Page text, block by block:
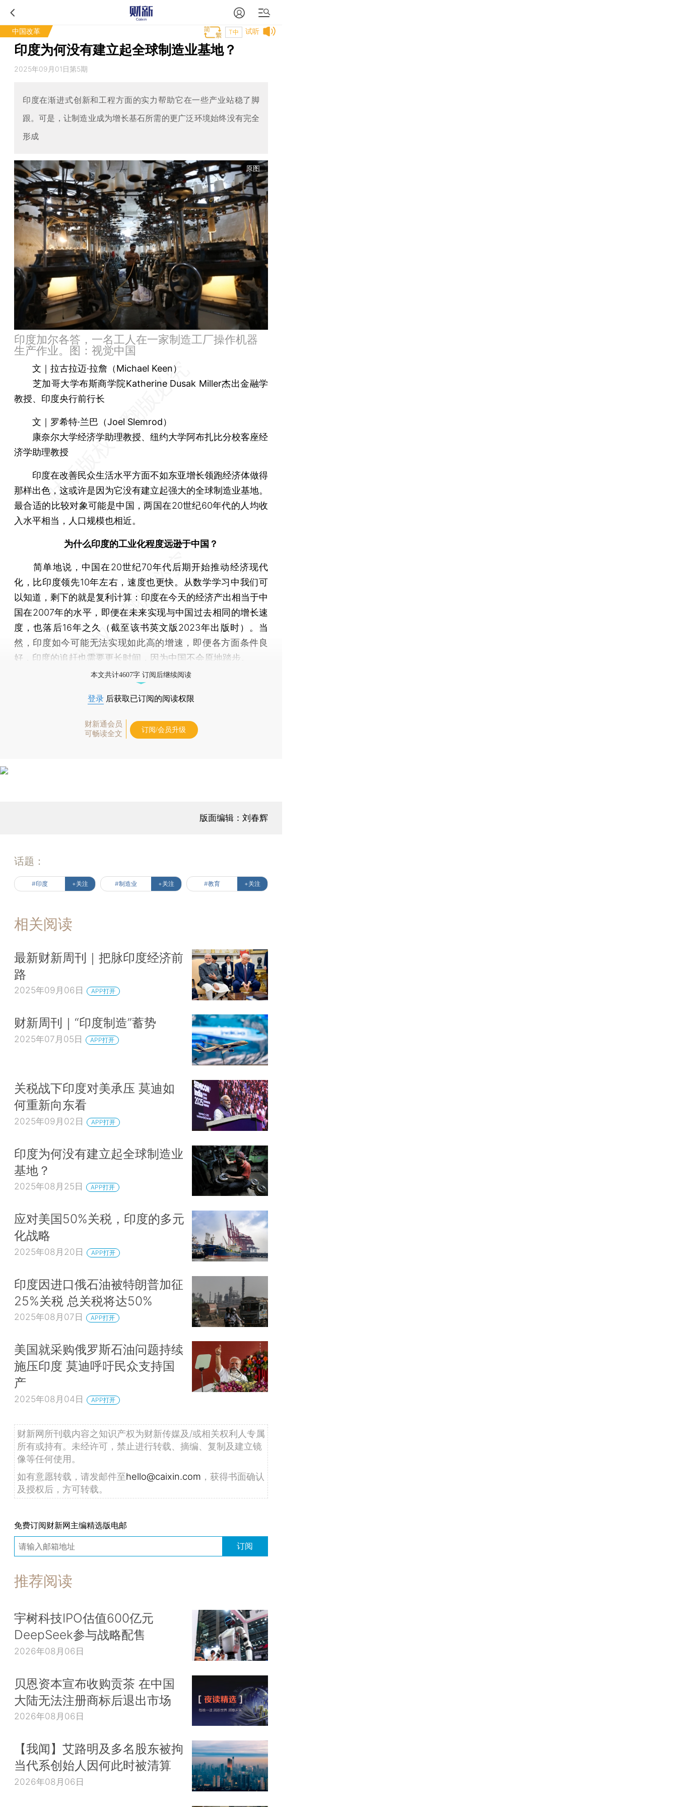
中国改革 试听
T中
印度为何没有建立起全球制造业基地？
2025年09月01日第5期
印度在渐进式创新和工程方面的实力帮助它在一些产业站稳了脚
跟。可是，让制造业成为增长基石所需的更广泛环境始终没有完全
形成
原图
印度加尔各答，一名工人在一家制造工厂操作机器
生产作业。图：视觉中国
文｜拉古拉迈·拉詹（Michael Keen）
芝加哥大学布斯商学院Katherine Dusak Miller杰出金融学
教授、印度央行前行长
文｜罗希特·兰巴（Joel Slemrod）
康奈尔大学经济学助理教授、纽约大学阿布扎比分校客座经
济学助理教授
印度在改善民众生活水平方面不如东亚增长领跑经济体做得
那样出色，这或许是因为它没有建立起强大的全球制造业基地。
最合适的比较对象可能是中国，两国在20世纪60年代的人均收
入水平相当，人口规模也相近。
为什么印度的工业化程度远逊于中国？
简单地说，中国在20世纪70年代后期开始推动经济现代
化，比印度领先10年左右，速度也更快。从数学学习中我们可
以知道，剩下的就是复利计算：印度在今天的经济产出相当于中
国在2007年的水平，即便在未来实现与中国过去相同的增长速
度，也落后16年之久（截至该书英文版2023年出版时）。当
然，印度如今可能无法实现如此高的增速，即便各方面条件良
好，印度的追赶也需要更长时间，因为中国不会原地踏步。
本文共计4607字 订阅后继续阅读
登录 后获取已订阅的阅读权限
财新通会员
可畅读全文
订阅/会员升级
版面编辑：刘春辉
话题：
#印度 +关注 #制造业 +关注 #教育 +关注
相关阅读
最新财新周刊｜把脉印度经济前
路
2025年09月06日 APP打开
财新周刊｜“印度制造”蓄势
2025年07月05日 APP打开
关税战下印度对美承压 莫迪如
何重新向东看
2025年09月02日 APP打开
印度为何没有建立起全球制造业
基地？
2025年08月25日 APP打开
应对美国50%关税，印度的多元
化战略
2025年08月20日 APP打开
印度因进口俄石油被特朗普加征
25%关税 总关税将达50%
2025年08月07日 APP打开
美国就采购俄罗斯石油问题持续
施压印度 莫迪呼吁民众支持国
产
2025年08月04日 APP打开
财新网所刊载内容之知识产权为财新传媒及/或相关权利人专属
所有或持有。未经许可，禁止进行转载、摘编、复制及建立镜
像等任何使用。
如有意愿转载，请发邮件至hello@caixin.com ，获得书面确认
及授权后，方可转载。
免费订阅财新网主编精选版电邮
订阅
推荐阅读
宇树科技IPO估值600亿元
DeepSeek参与战略配售
2026年08月06日
贝恩资本宣布收购贡茶 在中国
大陆无法注册商标后退出市场
2026年08月06日
【我闻】艾路明及多名股东被拘
当代系创始人因何此时被清算
2026年08月06日